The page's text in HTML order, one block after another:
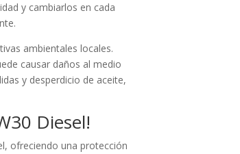
y cambiarlos en cada
ambientales locales.
causar daños al medio
y desperdicio de aceite,
Diesel!
ofreciendo una protección